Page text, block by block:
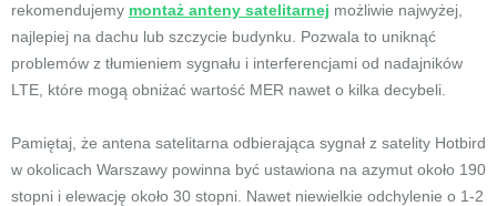
rekomendujemy montaż anteny satelitarnej możliwie najwyżej,
najlepiej na dachu lub szczycie budynku. Pozwala to uniknąć
problemów z tłumieniem sygnału i interferencjami od nadajników
LTE, które mogą obniżać wartość MER nawet o kilka decybeli.
Pamiętaj, że antena satelitarna odbierająca sygnał z satelity Hotbird
w okolicach Warszawy powinna być ustawiona na azymut około 190
stopni i elewację około 30 stopni. Nawet niewielkie odchylenie o 1-2